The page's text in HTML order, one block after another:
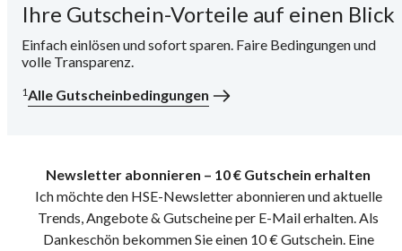
Ihre Gutschein-Vorteile auf einen Blick
Einfach einlösen und sofort sparen. Faire Bedingungen und
volle Transparenz.
1Alle Gutscheinbedingungen
Newsletter abonnieren – 10 € Gutschein erhalten
Ich möchte den HSE-Newsletter abonnieren und aktuelle
Trends, Angebote & Gutscheine per E-Mail erhalten. Als
Dankeschön bekommen Sie einen 10 € Gutschein. Eine